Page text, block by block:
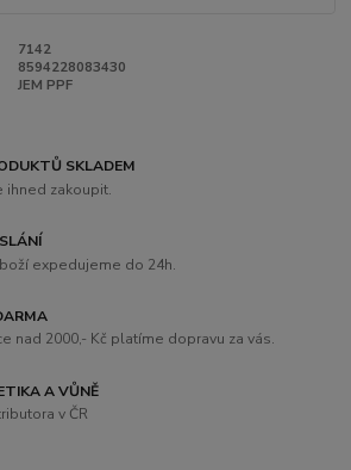
7142
8594228083430
JEM PPF
SKLADEM
ihned zakoupit.
expedujeme do 24h.
nad 2000,- Kč platíme dopravu za vás.
A VŮNĚ
v ČR